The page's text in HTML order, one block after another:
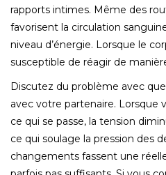
rapports intimes. Même des
favorisent la circulation
niveau d’énergie. Lorsque le
susceptible de réagir de
Discutez du problème avec
avec votre partenaire. Lorsque
ce qui se passe, la tension
ce qui soulage la pression des
changements fassent une